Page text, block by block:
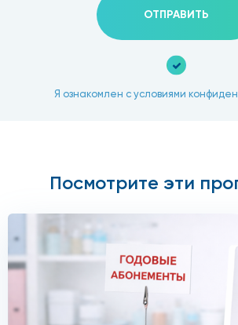
ОТПРАВИТЬ
Я ознакомлен с условиями
Посмотрите эти